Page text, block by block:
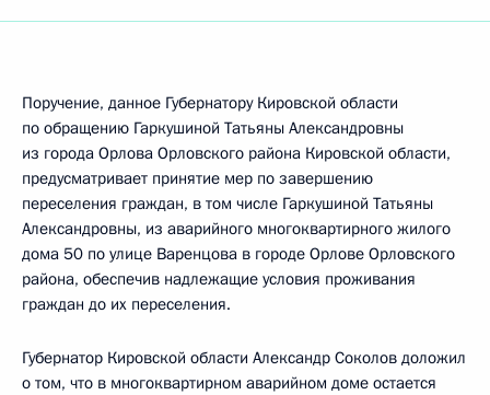
Поручение, данное Губернатору Кировской области
по обращению Гаркушиной Татьяны Александровны
из города Орлова Орловского района Кировской области,
предусматривает принятие мер по завершению
переселения граждан, в том числе Гаркушиной Татьяны
Александровны, из аварийного многоквартирного жилого
дома 50 по улице Варенцова в городе Орлове Орловского
района, обеспечив надлежащие условия проживания
граждан до их переселения.
Губернатор Кировской области Александр Соколов доложил
о том, что в многоквартирном аварийном доме остается